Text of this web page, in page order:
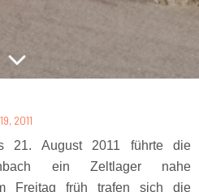
2011
21. August 2011 führte die
ein Zeltlager nahe
Freitag früh trafen sich die